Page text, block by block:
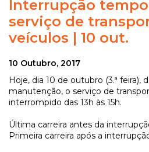
Interrupção
serviço de
veículos | 10 out.
10 Outubro, 2017
Hoje, dia 10 de outubro (3.ª feira),
manutenção, o serviço de
interrompido das 13h às 15h.
Última carreira antes da
Primeira carreira após a